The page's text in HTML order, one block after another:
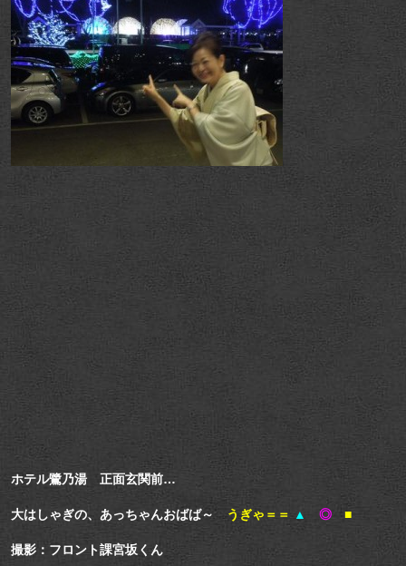
ホテル鷺乃湯 正面玄関前…
大はしゃぎの、あっちゃんおばば～ うぎゃ＝＝ ▲ ◎ ■
撮影：フロント課宮坂くん